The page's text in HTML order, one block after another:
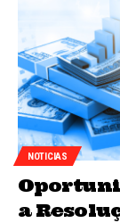
NOTICIAS
a